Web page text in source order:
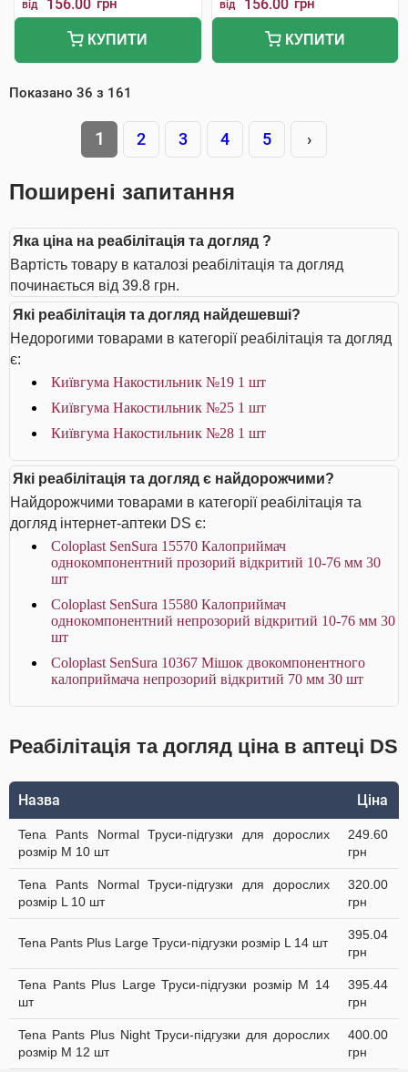
від 156.00 грн
КУПИТИ
від 156.00 грн
КУПИТИ
Показано 36 з 161
1 2 3 4 5 ›
Поширені запитання
Яка ціна на реабілітація та догляд ?
Вартість товару в каталозі реабілітація та догляд
починається від 39.8 грн.
Які реабілітація та догляд найдешевші?
Недорогими товарами в категорії реабілітація та догляд
є:
Київгума Накостильник №19 1 шт
Київгума Накостильник №25 1 шт
Київгума Накостильник №28 1 шт
Які реабілітація та догляд є найдорожчими?
Найдорожчими товарами в категорії реабілітація та
догляд інтернет-аптеки DS є:
Coloplast SenSura 15570 Калоприймач
однокомпонентний прозорий відкритий 10-76 мм 30
шт
Coloplast SenSura 15580 Калоприймач
однокомпонентний непрозорий відкритий 10-76 мм 30
шт
Coloplast SenSura 10367 Мішок двокомпонентного
калоприймача непрозорий відкритий 70 мм 30 шт
Реабілітація та догляд ціна в аптеці DS
Назва Ціна
Tena Pants Normal Труси-підгузки для дорослих
розмір M 10 шт
249.60
грн
Tena Pants Normal Труси-підгузки для дорослих
розмір L 10 шт
320.00
грн
Tena Pants Plus Large Труси-підгузки розмір L 14 шт
395.04
грн
Tena Pants Plus Large Труси-підгузки розмір M 14
шт
395.44
грн
Tena Pants Plus Night Труси-підгузки для дорослих
розмір M 12 шт
400.00
грн